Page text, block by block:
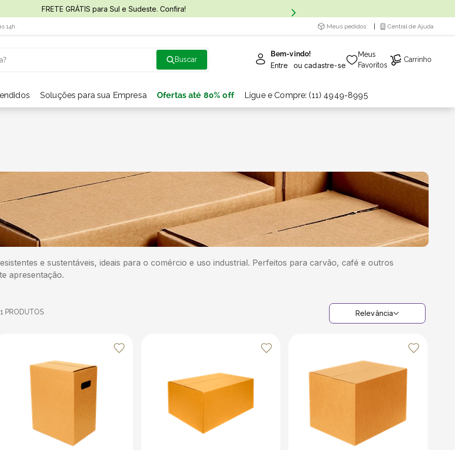
FRETE GRÁTIS para Sul e Sudeste. Confira!
14h. Meus pedidos Central de Ajuda
Bem-vindo!
Entre ou cadastre-se
Meus
Favoritos
Carrinho
Soluções para sua Empresa Ofertas até 80% off Ligue e Compre: (11) 4949-8995
e sustentáveis, ideais para o comércio e uso industrial. Perfeitos para carvão, café e outros
apresentação.
PRODUTOS Relevância